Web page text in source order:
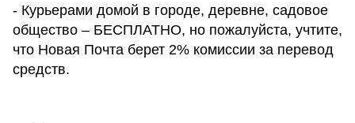
- Курьерами домой в городе, деревне, садовое
общество – БЕСПЛАТНО, но пожалуйста, учтите,
что Новая Почта берет 2% комиссии за перевод
средств.